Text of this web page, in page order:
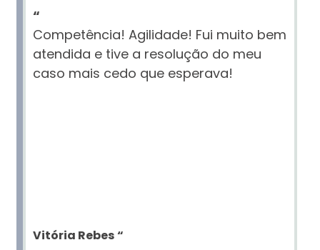
“
Competência! Agilidade! Fui muito bem
atendida e tive a resolução do meu
caso mais cedo que esperava!
Vitória Rebes“